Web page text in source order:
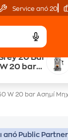
Service από 20'
20 Bar
20 bar
€
W 20 bar Ασημί
από Public Partner